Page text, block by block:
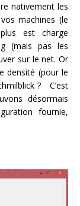
nativement les
machines (le
est charge
(mais pas les
sur le net. Or
densité (pour le
? C’est
désormais
fournie,